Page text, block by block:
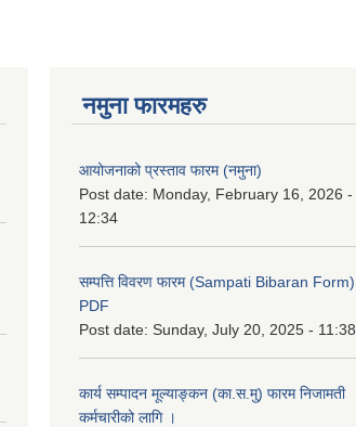
नमुना फारमहरु
आयोजनाको प्रस्ताव फारम (नमुना)
Post date: Monday, February 16, 2026 -
12:34
सम्पत्ति विवरण फारम (Sampati Bibaran Form)
PDF
Post date: Sunday, July 20, 2025 - 11:38
कार्य सम्पादन मूल्याङ्कन (का.स.मु) फारम निजामती
कर्मचारीको लागि ।